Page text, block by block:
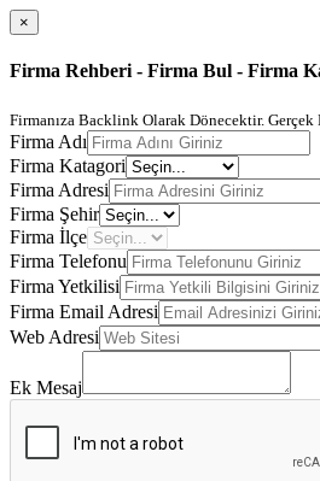
×
Firma Rehberi - Firma Bul - Firma
Firmanıza Backlink Olarak Dönecektir.
Firma Adı
Firma Katagori
Firma Adresi
Firma Şehir
Firma İlçe
Firma Telefonu
Firma Yetkilisi
Firma Email Adresi
Web Adresi
Ek Mesaj